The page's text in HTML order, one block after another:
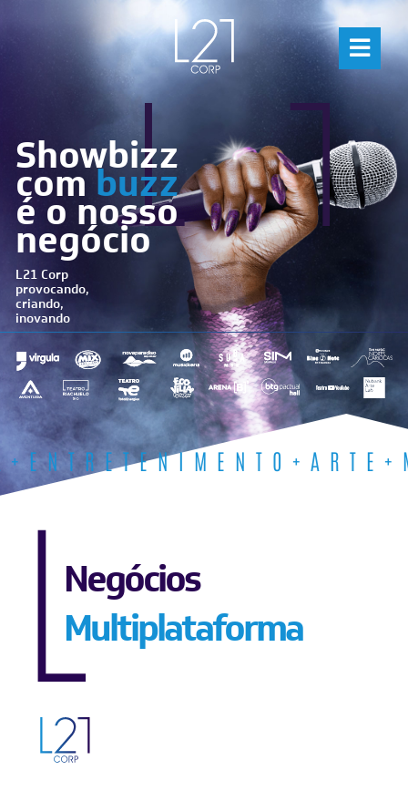
Negócios
Conteúdo Mídia Entretenimento
Destaques
Clientes
Luiz Calainho no LinkedIn
Luiz Calainho no Liderança e Inovação
Showbizz
combuzz
é o nosso
negócio
L21 Corp
provocando,
criando,
inovando
Negócios
Multiplataforma